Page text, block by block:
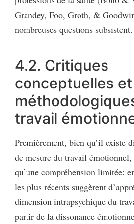
Grandey, Foo, Groth, &
nombreuses questions subsistent.
4.2. Critiques
conceptuelles et
travail
Premièrement, bien qu’il existe
de mesure du travail
qu’une compréhension limitée:
les plus récents suggèrent
dimension intrapsychique du
partir de la dissonance